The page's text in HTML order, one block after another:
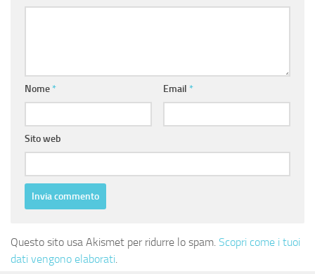
Nome * Email *
Sito web
Questo sito usa Akismet per ridurre lo spam. Scopri come i tuoi
dati vengono elaborati.